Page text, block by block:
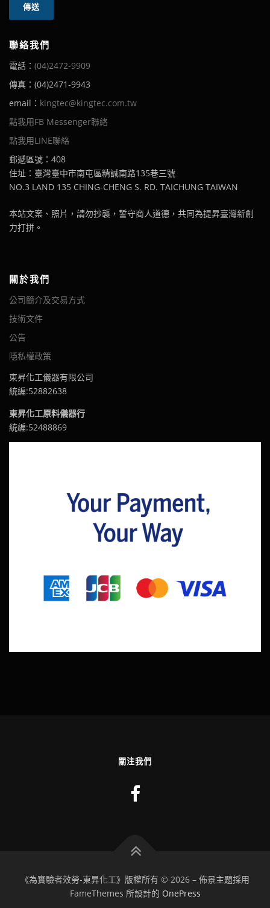
聯絡我們
電話： (04)2472-9909
傳真：(04)2471-9943
email： kingtec@kingtec.com.tw
點我用FB Messenger聯絡
點我用LINE聯絡
郵遞區號：408
住址：臺灣臺中市南屯區精誠南路135巷三號
NO.3 LAND 135 CHING-CHENG S. RD. TAICHUNG TAIWAN
本站文案、照片，請勿抄襲，誓守商人道德，共同為提昇臺灣新創
力打拼。
關於我們
公司簡介及交易方式
技術文件
公告
隱私權政策
東昇化工儀器有限公司
統編:52882638
東昇化工原料儀器行
統編:52488869
關注我們
《為實驗者效勞-東昇化工》版權所有 © 2026 – 佈景主題採用
FameThemes 所設計的 OnePress